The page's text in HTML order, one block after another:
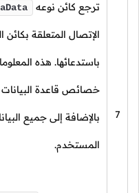
7
ترجع كائن نوعه
الإتصال المتعلقة بكائن
باستدعائها. هذه
خصائص قاعدة البيانات
بالإضافة إلى جميع
المستخدم.